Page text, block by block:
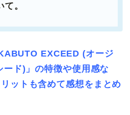
。
EXCEED (オージ
ード)」の特徴や使用感な
ットも含めて感想をまとめ